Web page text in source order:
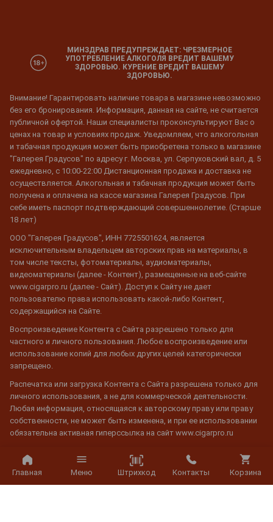
Главная Меню Штрихкод Контакты Корзина
МИНЗДРАВ ПРЕДУПРЕЖДАЕТ: ЧРЕЗМЕРНОЕ
УПОТРЕБЛЕНИЕ АЛКОГОЛЯ ВРЕДИТ ВАШЕМУ
ЗДОРОВЬЮ. КУРЕНИЕ ВРЕДИТ ВАШЕМУ
ЗДОРОВЬЮ.
Внимание! Гарантировать наличие товара в магазине невозможно
без его бронирования. Информация, данная на сайте, не считается
публичной офертой. Наши специалисты проконсультируют Вас о
ценах на товар и условиях продаж. Уведомляем, что алкогольная
и табачная продукция может быть приобретена только в магазине
"Галерея Градусов" по адресу г. Москва, ул. Серпуховский вал, д. 5
ежедневно, с 10:00-22:00 Дистанционная продажа и доставка не
осуществляется. Алкогольная и табачная продукция может быть
получена и оплачена на кассе магазина Галерея Градусов. При
себе иметь паспорт подтверждающий совершеннолетие. (Старше
18 лет)
ООО "Галерея Градусов", ИНН 7725501624, является
исключительным владельцем авторских прав на материалы, в
том числе тексты, фотоматериалы, аудиоматериалы,
видеоматериалы (далее - Контент), размещенные на веб-сайте
www.cigarpro.ru (далее - Сайт). Доступ к Сайту не дает
пользователю права использовать какой-либо Контент,
содержащийся на Сайте.
Воспроизведение Контента с Сайта разрешено только для
частного и личного пользования. Любое воспроизведение или
использование копий для любых других целей категорически
запрещено.
Распечатка или загрузка Контента с Сайта разрешена только для
личного использования, а не для коммерческой деятельности.
Любая информация, относящаяся к авторскому праву или праву
собственности, не может быть изменена, и при ее использовании
обязательна активная гиперссылка на сайт www.cigarpro.ru
© 2026 CigarPro.ru, ООО "Галерея Градусов", ИНН 7725501624,
Лицензия №77РПА0003933 c 20 апреля 2007 г. до 19 апреля 2027 г.
Все права защищены.